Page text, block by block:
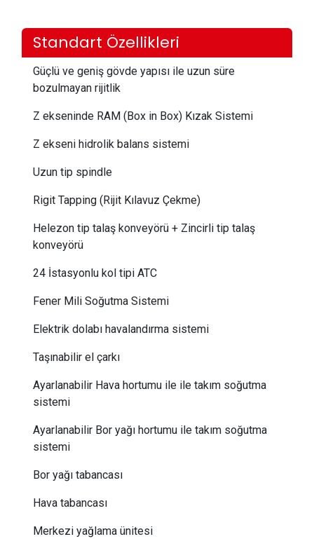
Standart Özellikleri
Güçlü ve geniş gövde yapısı ile uzun süre
bozulmayan rijitlik
Z ekseninde RAM (Box in Box) Kızak Sistemi
Z ekseni hidrolik balans sistemi
Uzun tip spindle
Rigit Tapping (Rijit Kılavuz Çekme)
Helezon tip talaş konveyörü + Zincirli tip talaş
konveyörü
24 İstasyonlu kol tipi ATC
Fener Mili Soğutma Sistemi
Elektrik dolabı havalandırma sistemi
Taşınabilir el çarkı
Ayarlanabilir Hava hortumu ile ile takım soğutma
sistemi
Ayarlanabilir Bor yağı hortumu ile takım soğutma
sistemi
Bor yağı tabancası
Hava tabancası
Merkezi yağlama ünitesi